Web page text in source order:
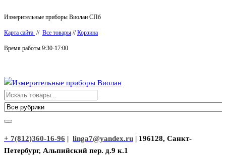
к
содержимому
Измерительные приборы Виолан СПб
Карта сайта // Все товары //Корзина
Время работы 9:30-17:00
Измерительные приборы Виолан
+ 7(812)360-16-96 | linga7@yandex.ru | 196128, Санкт-
Петербург, Альпийский пер. д.9 к.1